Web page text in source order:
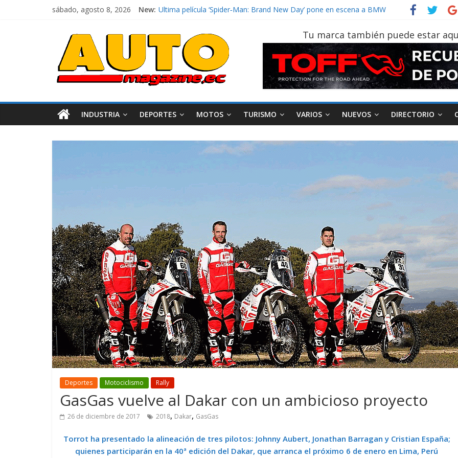
sábado, agosto 8, 2026 New: El costo de tener un vehículo gana protagonismo a la hora de decidir
¿Qué puede pasar con tu vehículo si permanece varios días sin usar?
La Vuelta al Ecuador 2026, edición 47ª, recorre 7 provincias en 8 días
La FEDAK recibe 12 Sinotruk Bolden para cubrir las rutas de La Vuelta
Tu marca también puede estar
INDUSTRIA DEPORTES MOTOS TURISMO VARIOS NUEVOS DIRECTORIO
Deportes Motociclismo Rally
GasGas vuelve al Dakar con un ambicioso proyecto
26 de diciembre de 2017 2018, Dakar, GasGas
Torrot ha presentado la alineación de tres pilotos: Johnny Aubert, Jonathan Barragan y Cristian España;
quienes participarán en la 40ª edición del Dakar, que arranca el próximo 6 de enero en Lima, Perú
Movilidad Varios
GM reafirma su
compromiso con movilidad
más segura y conectada
Movilidad Turismo Varios
¿Qué puede pasar con tu
vehículo si permanece
varios días sin usar?
AEADE Industria Motociclismo
Movilidad
Campaña busca cambiar
destino de los
en la región